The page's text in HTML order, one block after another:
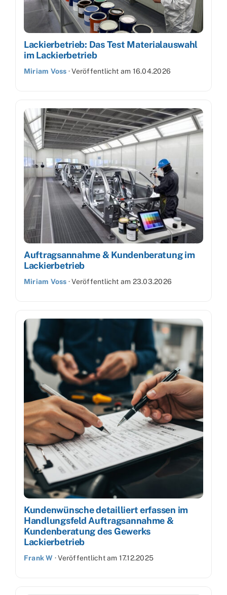
Lackierbetrieb: Das Test Materialauswahl
im Lackierbetrieb
Miriam Voss ·Veröffentlicht am 16.04.2026
Auftragsannahme & Kundenberatung im
Lackierbetrieb
Miriam Voss ·Veröffentlicht am 23.03.2026
Kundenwünsche detailliert erfassen im
Handlungsfeld Auftragsannahme &
Kundenberatung des Gewerks
Lackierbetrieb
Frank W ·Veröffentlicht am 17.12.2025